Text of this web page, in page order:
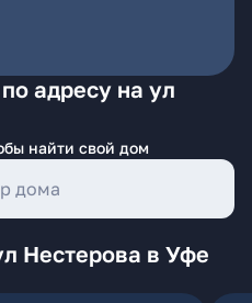
адресу на ул
найти свой дом
Нестерова в Уфе